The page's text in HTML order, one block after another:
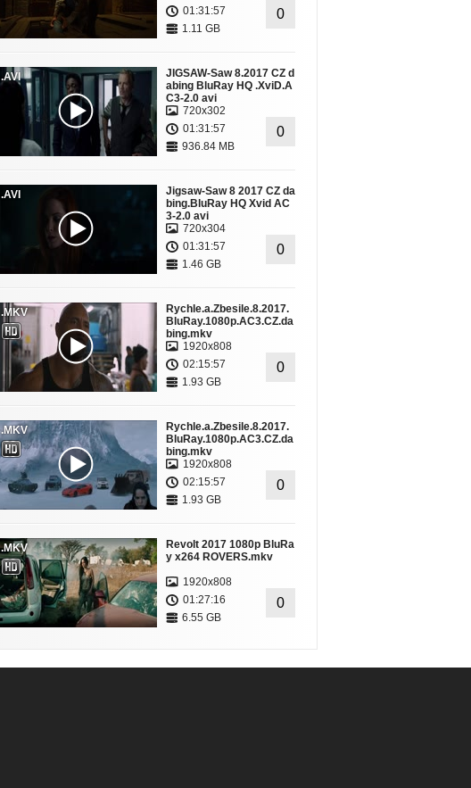
01:31:57
1.11 GB
0
.AVI
JIGSAW-Saw 8.2017 CZ d
abing BluRay HQ .XviD.A
C3-2.0 avi
720x302
01:31:57
936.84 MB
0
.AVI
Jigsaw-Saw 8 2017 CZ da
bing.BluRay HQ Xvid AC
3-2.0 avi
720x304
01:31:57
1.46 GB
0
.MKV
Rychle.a.Zbesile.8.2017.
BluRay.1080p.AC3.CZ.da
bing.mkv
1920x808
02:15:57
1.93 GB
0
.MKV
Rychle.a.Zbesile.8.2017.
BluRay.1080p.AC3.CZ.da
bing.mkv
1920x808
02:15:57
1.93 GB
0
.MKV
Revolt 2017 1080p BluRa
y x264 ROVERS.mkv
1920x808
01:27:16
6.55 GB
0